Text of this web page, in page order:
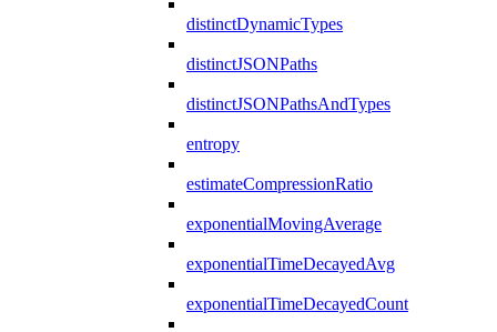
distinctDynamicTypes
distinctJSONPaths
distinctJSONPathsAndTypes
entropy
estimateCompressionRatio
exponentialMovingAverage
exponentialTimeDecayedAvg
exponentialTimeDecayedCount